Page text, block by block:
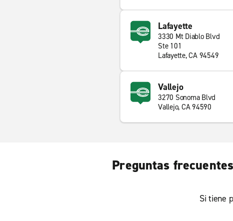
Lafayette
3330 Mt Diablo Blvd
Ste 101
Lafayette, CA 94549
Vallejo
3270 Sonoma Blvd
Vallejo, CA 94590
Preguntas
Si tiene